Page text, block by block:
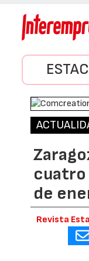
de
Revista